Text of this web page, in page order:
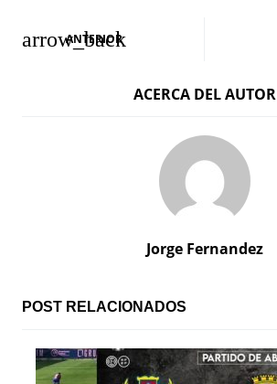
N
ó
n
ANTERIOR
ACERCA DEL AUTOR
Jorge Fernandez
POST RELACIONADOS